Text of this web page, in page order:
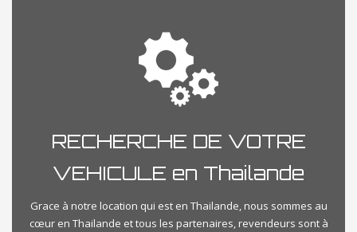
RECHERCHE DE VOTRE
VEHICULE en Thailande
Grace à notre location qui est en Thailande, nous sommes au
cœur en Thailande et tous les partenaires, revendeurs sont à